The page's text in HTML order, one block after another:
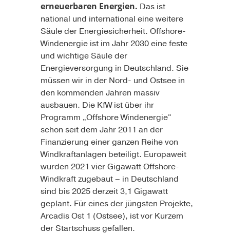
erneuerbaren Energien. Das ist
national und international eine weitere
Säule der Energiesicherheit. Offshore-
Windenergie ist im Jahr 2030 eine feste
und wichtige Säule der
Energieversorgung in Deutschland. Sie
müssen wir in der Nord- und Ostsee in
den kommenden Jahren massiv
ausbauen. Die KfW ist über ihr
Programm „Offshore Windenergie“
schon seit dem Jahr 2011 an der
Finanzierung einer ganzen Reihe von
Windkraftanlagen beteiligt. Europaweit
wurden 2021 vier Gigawatt Offshore-
Windkraft zugebaut – in Deutschland
sind bis 2025 derzeit 3,1 Gigawatt
geplant. Für eines der jüngsten Projekte,
Arcadis Ost 1 (Ostsee), ist vor Kurzem
der Startschuss gefallen.